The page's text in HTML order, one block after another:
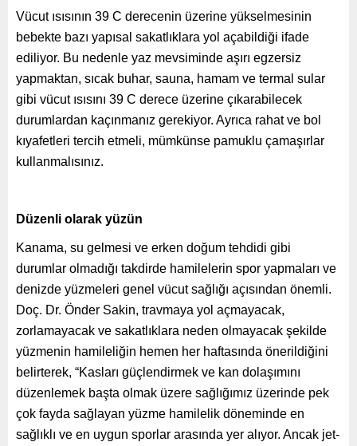
Vücut ısısının 39 C derecenin üzerine yükselmesinin
bebekte bazı yapısal sakatlıklara yol açabildiği ifade
ediliyor. Bu nedenle yaz mevsiminde aşırı egzersiz
yapmaktan, sıcak buhar, sauna, hamam ve termal sular
gibi vücut ısısını 39 C derece üzerine çıkarabilecek
durumlardan kaçınmanız gerekiyor. Ayrıca rahat ve bol
kıyafetleri tercih etmeli, mümkünse pamuklu çamaşırlar
kullanmalısınız.
Düzenli olarak yüzün
Kanama, su gelmesi ve erken doğum tehdidi gibi
durumlar olmadığı takdirde hamilelerin spor yapmaları ve
denizde yüzmeleri genel vücut sağlığı açısından önemli.
Doç. Dr. Önder Sakin, travmaya yol açmayacak,
zorlamayacak ve sakatlıklara neden olmayacak şekilde
yüzmenin hamileliğin hemen her haftasında önerildiğini
belirterek, “Kasları güçlendirmek ve kan dolaşımını
düzenlemek başta olmak üzere sağlığımız üzerinde pek
çok fayda sağlayan yüzme hamilelik döneminde en
sağlıklı ve en uygun sporlar arasında yer alıyor. Ancak jet-